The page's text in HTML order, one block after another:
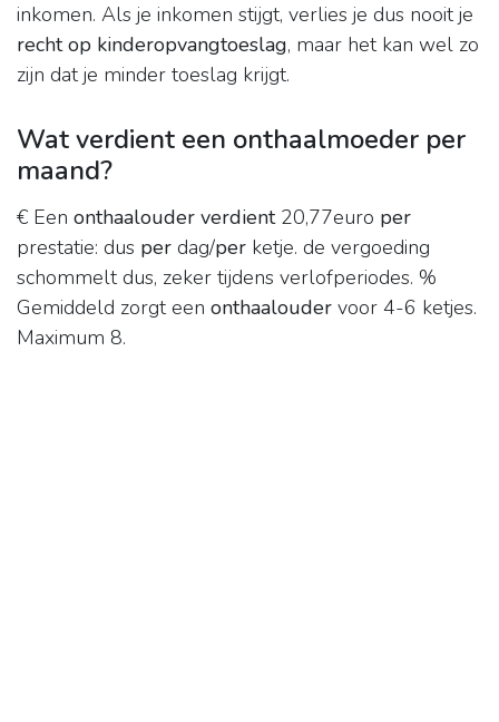
inkomen. Als je inkomen stijgt, verlies je dus nooit je
recht op kinderopvangtoeslag, maar het kan wel zo
zijn dat je minder toeslag krijgt.
Wat verdient een onthaalmoeder per
maand?
€ Een onthaalouder verdient20,77euro per
prestatie: dus per dag/per ketje. de vergoeding
schommelt dus, zeker tijdens verlofperiodes. %
Gemiddeld zorgt een onthaalouder voor 4-6 ketjes.
Maximum 8.